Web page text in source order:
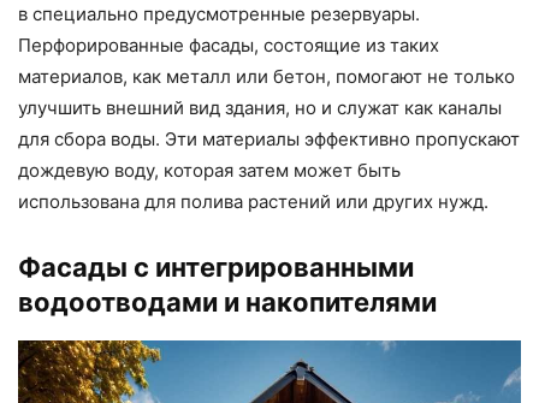
в специально предусмотренные резервуары.
Перфорированные фасады, состоящие из таких
материалов, как металл или бетон, помогают не только
улучшить внешний вид здания, но и служат как каналы
для сбора воды. Эти материалы эффективно пропускают
дождевую воду, которая затем может быть
использована для полива растений или других нужд.
Фасады с интегрированными
водоотводами и накопителями